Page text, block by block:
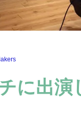
に出演